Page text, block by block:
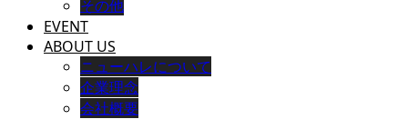
その他
EVENT
ABOUT US
ニューハレについて
企業理念
会社概要